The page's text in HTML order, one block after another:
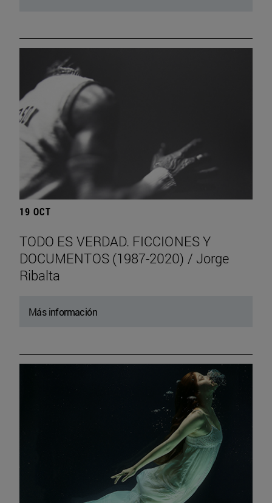
19 OCT
TODO ES VERDAD. FICCIONES Y
DOCUMENTOS (1987-2020) / Jorge
Ribalta
Más información